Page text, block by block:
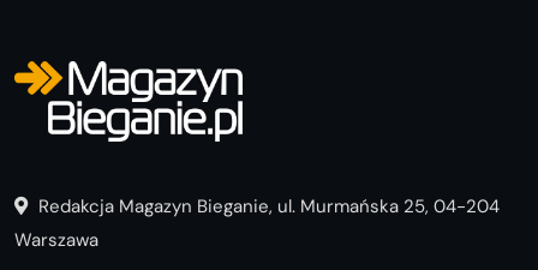
Redakcja Magazyn Bieganie, ul. Murmańska 25, 04-204
Warszawa